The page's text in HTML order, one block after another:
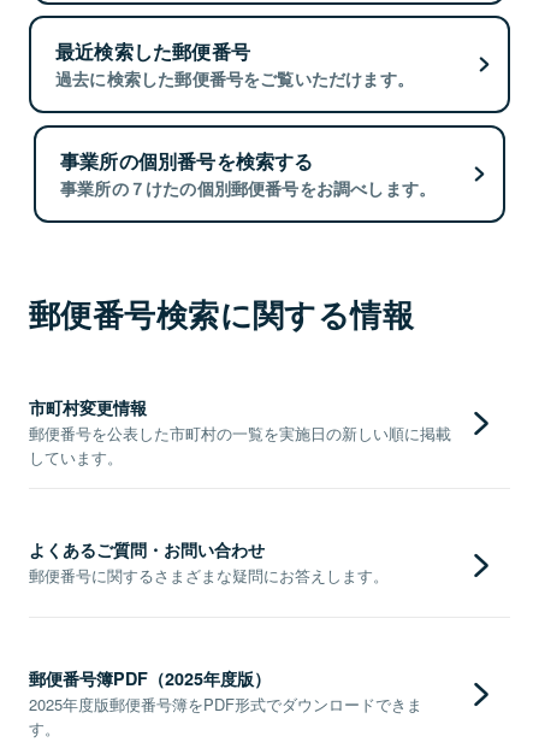
最近検索した郵便番号
過去に検索した郵便番号をご覧いただけます。
事業所の個別番号を検索する
事業所の７けたの個別郵便番号をお調べします。
郵便番号検索に関する情報
市町村変更情報
郵便番号を公表した市町村の一覧を実施日の新しい順に掲載
しています。
よくあるご質問・お問い合わせ
郵便番号に関するさまざまな疑問にお答えします。
郵便番号簿PDF（2025年度版）
2025年度版郵便番号簿をPDF形式でダウンロードできま
す。